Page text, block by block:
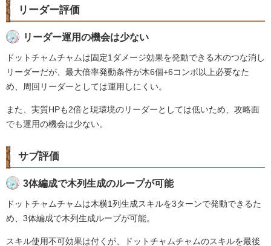
リーダー評価
リーダー運用の機会は少ない
ドットチャムチャムは固定1ダメージ効果を発動できる木のつな消し
リーダーだが、最大倍率発動条件が木6個+6コンボ以上必要なた
め、周回リーダーとしては運用しにくい。
また、実質HPも2倍と現環境のリーダーとしては低いため、攻略面
でも運用の機会は少ない。
サブ評価
3体編成で木列生成のループが可能
ドットチャムチャムは木横1列生成スキルを3ターンで発動できるた
め、3体編成で木列生成ループが可能。
スキル使用不可効果は付くが、ドットチャムチャムのスキルを最後